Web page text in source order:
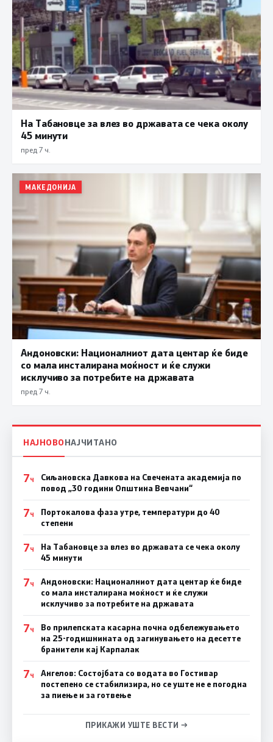
На Табановце за влез во државата се чека околу
45 минути
пред 7 ч.
МАКЕДОНИЈА
Андоновски: Националниот дата центар ќе биде
со мала инсталирана моќност и ќе служи
исклучиво за потребите на државата
пред 7 ч.
НАЈНОВОНАЈЧИТАНО
7Ч
Сиљановска Давкова на Свечената академија по
повод „30 години Општина Вевчани“
7Ч
Портокалова фаза утре, температури до 40
степени
7Ч
На Табановце за влез во државата се чека околу
45 минути
7Ч
Андоновски: Националниот дата центар ќе биде
со мала инсталирана моќност и ќе служи
исклучиво за потребите на државата
7Ч
Во прилепската касарна почна одбележувањето
на 25-годишнината од загинувањето на десетте
бранители кај Карпалак
7Ч
Ангелов: Состојбата со водата во Гостивар
постепено се стабилизира, но се уште не е погодна
за пиење и за готвење
ПРИКАЖИ УШТЕ ВЕСТИ →